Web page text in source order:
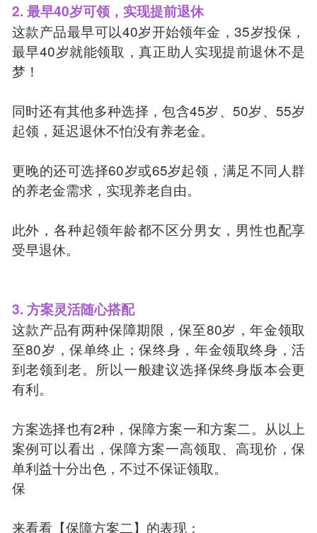
2. 最早40岁可领，实现提前退休
这款产品最早可以40岁开始领年金，35岁投保，
最早40岁就能领取，真正助人实现提前退休不是
梦！
同时还有其他多种选择，包含45岁、50岁、55岁
起领，延迟退休不怕没有养老金。
更晚的还可选择60岁或65岁起领，满足不同人群
的养老金需求，实现养老自由。
此外，各种起领年龄都不区分男女，男性也配享
受早退休。
3. 方案灵活随心搭配
这款产品有两种保障期限，保至80岁，年金领取
至80岁，保单终止；保终身，年金领取终身，活
到老领到老。所以一般建议选择保终身版本会更
有利。
方案选择也有2种，保障方案一和方案二。从以上
案例可以看出，保障方案一高领取、高现价，保
单利益十分出色，不过不保证领取。
保
来看看【保障方案二】的表现：